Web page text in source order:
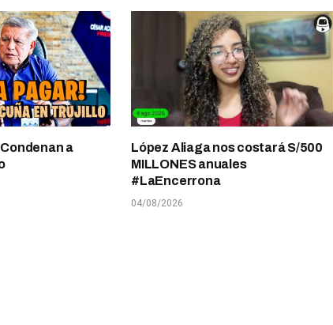
a
López Aliaga nos costará S/500
MILLONES anuales
#LaEncerrona
04/08/2026